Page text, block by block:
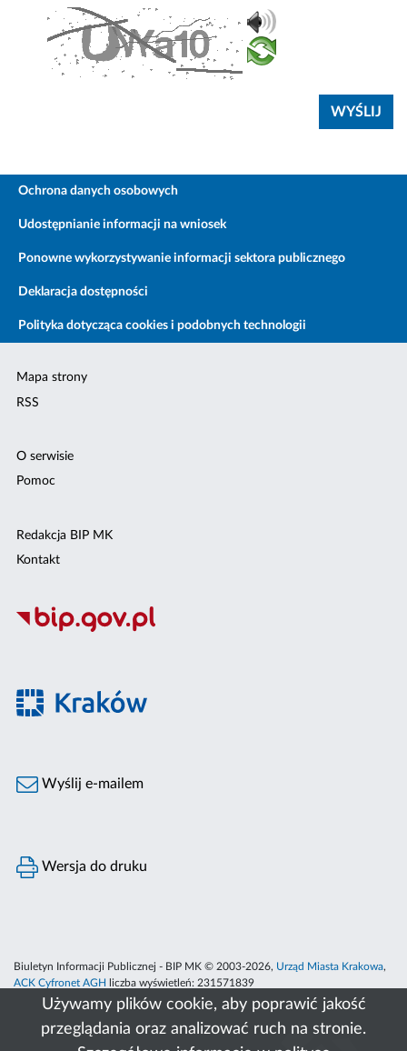
Używamy plików cookie, aby poprawić jakość
przeglądania oraz analizować ruch na stronie.
Ochrona danych osobowych
Udostępnianie informacji na wniosek
Ponowne wykorzystywanie informacji sektora publicznego
Deklaracja dostępności
Polityka dotycząca cookies i podobnych technologii
Mapa strony
RSS
O serwisie
Pomoc
Redakcja BIP MK
Kontakt
Wyślij e-mailem
Wersja do druku
Biuletyn Informacji Publicznej - BIP MK © 2003-2026, Urząd Miasta Krakowa,
ACK Cyfronet AGH
liczba wyświetleń: 231571839